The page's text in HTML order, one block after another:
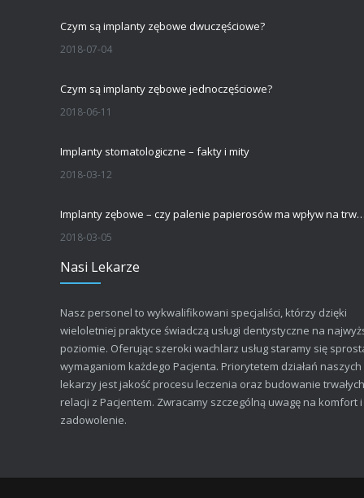
Czym są implanty zębowe dwuczęściowe?
2018-07-04
Czym są implanty zębowe jednoczęściowe?
2018-06-11
Implanty stomatologiczne – fakty i mity
2018-03-12
Implanty zębowe – czy palenie papierosów ma
2018-03-05
Nasi Lekarze
Nasz personel to wykwalifikowani specjaliści, którzy dzięki
wieloletniej praktyce świadczą usługi dentystyczne na
poziomie. Oferując szeroki wachlarz usług staramy się
wymaganiom każdego Pacjenta. Priorytetem działań naszych
lekarzy jest jakość procesu leczenia oraz budowanie trwałych
relacji z Pacjentem. Zwracamy szczególną uwagę na komfort i
zadowolenie.